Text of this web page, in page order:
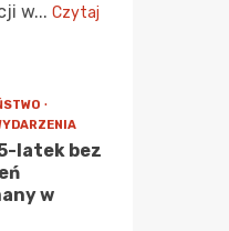
w... Czytaj
latek bez
w